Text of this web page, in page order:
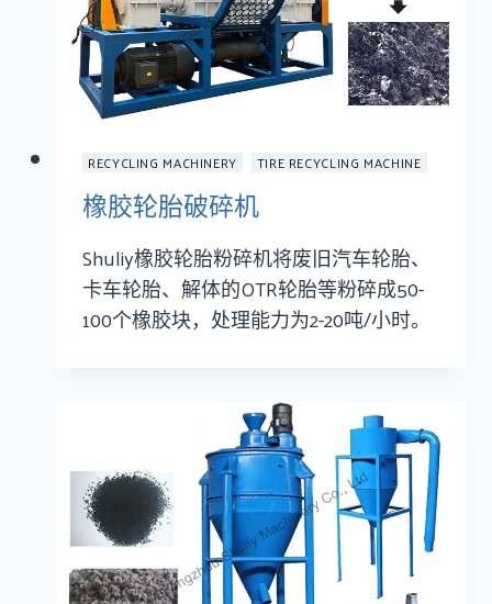
RECYCLING MACHINERY TIRE RECYCLING MACHINE
橡胶轮胎破碎机
Shuliy橡胶轮胎粉碎机将废旧汽车轮胎、
卡车轮胎、解体的OTR轮胎等粉碎成50-
100个橡胶块，处理能力为2-20吨/小时。